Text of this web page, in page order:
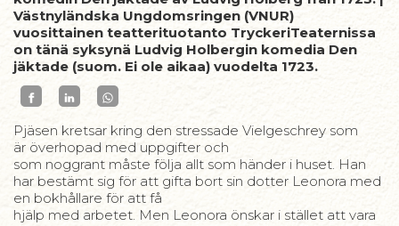
Västnyländska Ungdomsringen (VNUR)
vuosittainen teatterituotanto TryckeriTeaternissa
on tänä syksynä Ludvig Holbergin komedia Den
jäktade (suom. Ei ole aikaa) vuodelta 1723.
Pjäsen kretsar kring den stressade Vielgeschrey som
är överhopad med uppgifter och
som noggrant måste följa allt som händer i huset. Han
har bestämt sig för att gifta bort sin dotter Leonora med
en bokhållare för att få
hjälp med arbetet. Men Leonora önskar i stället att vara